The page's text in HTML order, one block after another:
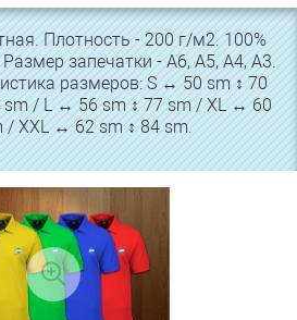
Плотность - 200 г/м2. 100%
запечатки - А6, А5, А4, А3.
размеров: S ↔ 50 sm ↕ 70
/ L ↔ 56 sm ↕ 77 sm / XL ↔ 60
/ XXL ↔ 62 sm ↕ 84 sm.